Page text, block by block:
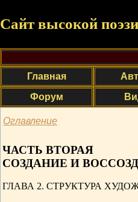
Сайт высокой
Главная
Форум
Оглавление
ЧАСТЬ ВТОРАЯ
СОЗДАНИЕ И
ГЛАВА 2. СТРУКТУРА